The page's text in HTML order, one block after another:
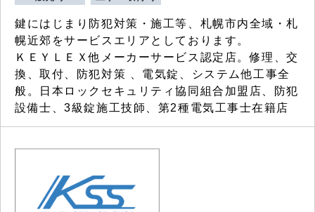
鍵にはじまり防犯対策・施工等、札幌市内全域・札
幌近郊をサービスエリアとしております。
ＫＥＹＬＥＸ他メーカーサービス認定店。修理、交
換、取付、防犯対策 、電気錠、システム他工事全
般。日本ロックセキュリティ協同組合加盟店、防犯
設備士、3級錠施工技師、第2種電気工事士在籍店